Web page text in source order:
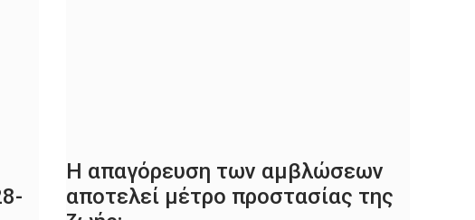
Η απαγόρευση των αμβλώσεων
αποτελεί μέτρο προστασίας της